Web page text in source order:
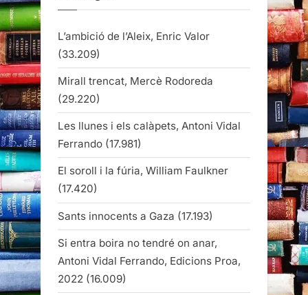
L’ambició de l’Aleix, Enric Valor
(33.209)
Mirall trencat, Mercè Rodoreda
(29.220)
Les llunes i els calàpets, Antoni Vidal
Ferrando (17.981)
El soroll i la fúria, William Faulkner
(17.420)
Sants innocents a Gaza (17.193)
Si entra boira no tendré on anar,
Antoni Vidal Ferrando, Edicions Proa,
2022 (16.009)